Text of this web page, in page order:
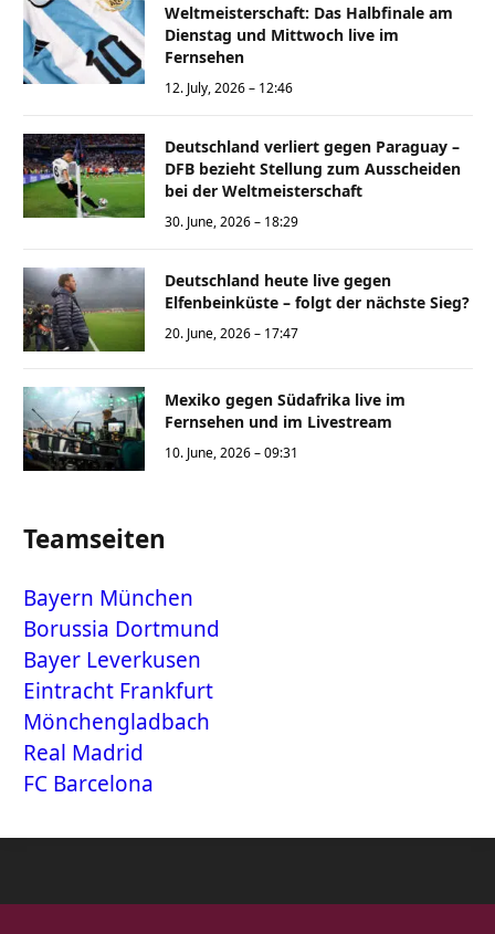
Weltmeisterschaft: Das Halbfinale am
Dienstag und Mittwoch live im
Fernsehen
12. July, 2026 – 12:46
Deutschland verliert gegen Paraguay –
DFB bezieht Stellung zum Ausscheiden
bei der Weltmeisterschaft
30. June, 2026 – 18:29
Deutschland heute live gegen
Elfenbeinküste – folgt der nächste Sieg?
20. June, 2026 – 17:47
Mexiko gegen Südafrika live im
Fernsehen und im Livestream
10. June, 2026 – 09:31
Teamseiten
Bayern München
Borussia Dortmund
Bayer Leverkusen
Eintracht Frankfurt
Mönchengladbach
Real Madrid
FC Barcelona